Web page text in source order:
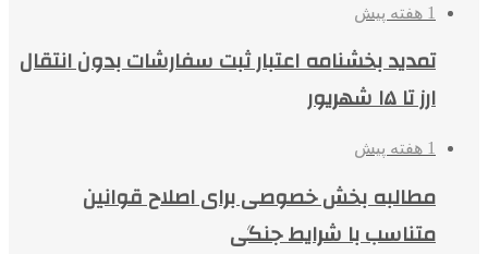
1 هفته پیش
تمدید بخشنامه اعتبار ثبت سفارشات بدون انتقال
ارز تا ۱۵ شهریور
1 هفته پیش
مطالبه بخش خصوصی برای اصلاح قوانین
متناسب با شرایط جنگی